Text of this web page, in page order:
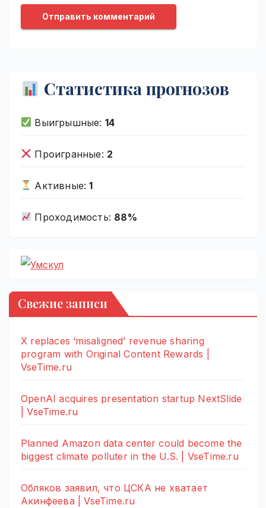
Статистика прогнозов
Выигрышные: 14
Проигранные: 2
Активные:1
Проходимость: 88%
Свежие записи
X replaces ‘misaligned’ revenue sharing
program with Original Content Rewards |
VseTime.ru
OpenAI acquires presentation startup NextSlide
| VseTime.ru
Planned Amazon data center could become the
biggest climate polluter in the U.S. | VseTime.ru
Обляков заявил, что ЦСКА не хватает
Акинфеева | VseTime.ru